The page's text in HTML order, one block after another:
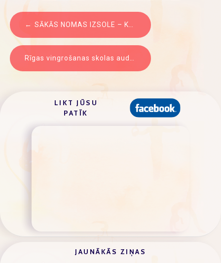
ZIŅU
IZVĒLNE
SĀKĀS NOMAS IZSOLE – Karsto dzērienu automāts
LIKT JŪSU
PATĪK
JAUNĀKĀS ZIŅAS